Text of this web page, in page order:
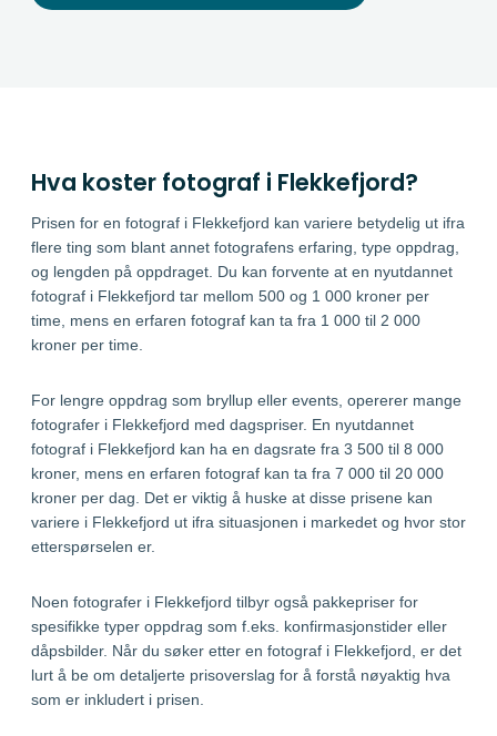
Hva koster fotograf i Flekkefjord?
Prisen for en fotograf i Flekkefjord kan variere betydelig ut ifra
flere ting som blant annet fotografens erfaring, type oppdrag,
og lengden på oppdraget. Du kan forvente at en nyutdannet
fotograf i Flekkefjord tar mellom 500 og 1 000 kroner per
time, mens en erfaren fotograf kan ta fra 1 000 til 2 000
kroner per time.
For lengre oppdrag som bryllup eller events, opererer mange
fotografer i Flekkefjord med dagspriser. En nyutdannet
fotograf i Flekkefjord kan ha en dagsrate fra 3 500 til 8 000
kroner, mens en erfaren fotograf kan ta fra 7 000 til 20 000
kroner per dag. Det er viktig å huske at disse prisene kan
variere i Flekkefjord ut ifra situasjonen i markedet og hvor stor
etterspørselen er.
Noen fotografer i Flekkefjord tilbyr også pakkepriser for
spesifikke typer oppdrag som f.eks. konfirmasjonstider eller
dåpsbilder. Når du søker etter en fotograf i Flekkefjord, er det
lurt å be om detaljerte prisoverslag for å forstå nøyaktig hva
som er inkludert i prisen.